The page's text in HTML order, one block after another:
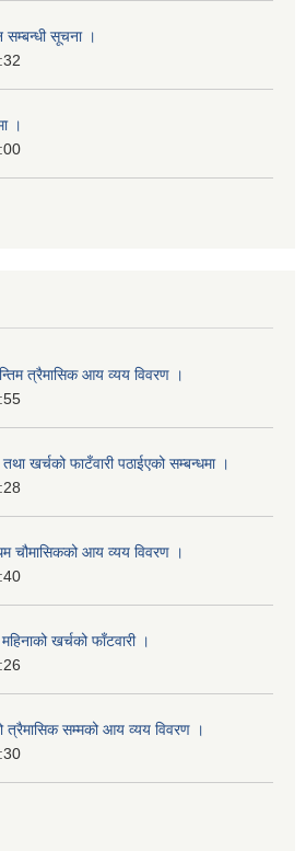
सम्बन्धी सूचना ।
।
त्रैमासिक आय व्यय विवरण ।
खर्चको फाटँवारी पठाईएको सम्बन्धमा ।
आय व्यय विवरण ।
खर्चको फाँटवारी ।
सम्मको आय व्यय विवरण ।